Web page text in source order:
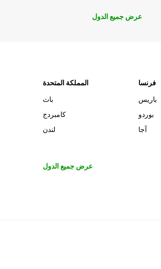
عرض جميع الدول
المملكة المتحدة
باث
كامبردج
لندن
فرنسا
باريس
بوردو
آجا
عرض جميع الدول